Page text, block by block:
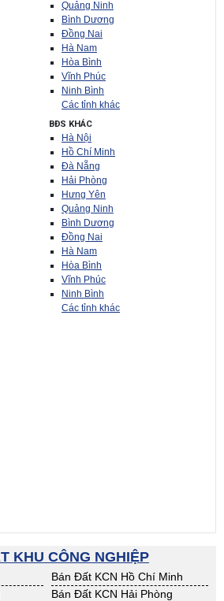
Quảng Ninh
Bình Dương
Đồng Nai
Hà Nam
Hòa Bình
Vĩnh Phúc
Ninh Bình
Các tỉnh khác
BĐS KHÁC
Hà Nội
Hồ Chí Minh
Đà Nẵng
Hải Phòng
Hưng Yên
Quảng Ninh
Bình Dương
Đồng Nai
Hà Nam
Hòa Bình
Vĩnh Phúc
Ninh Bình
Các tỉnh khác
KHU CÔNG NGHIỆP
Bán Đất KCN Hồ Chí Minh
Bán Đất KCN Hải Phòng